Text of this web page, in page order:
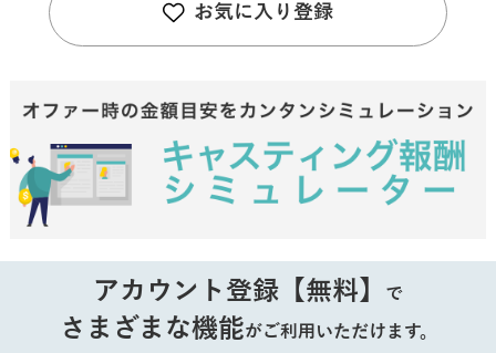
お気に入り登録
アカウント登録【無料】 で
さまざまな機能がご利用いただけます。